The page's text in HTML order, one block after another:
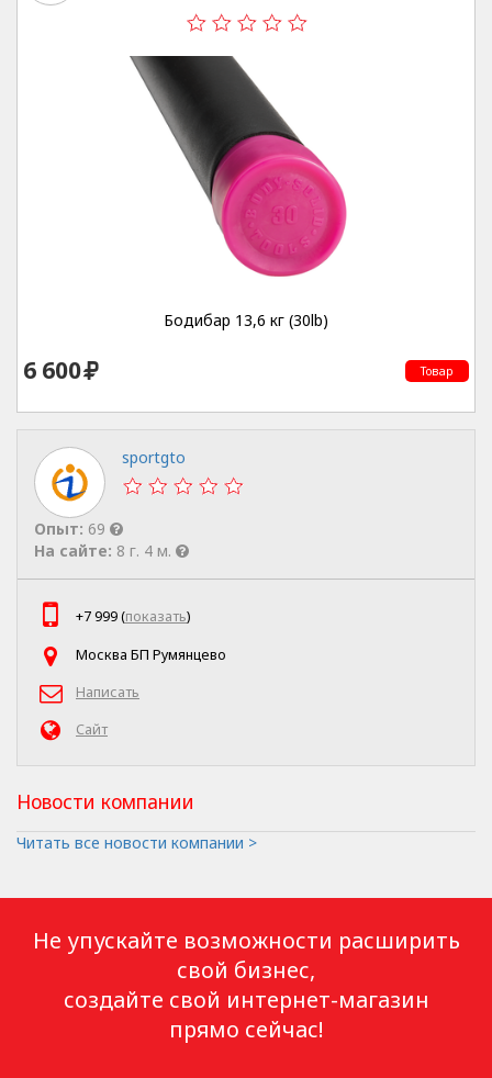
Бодибар 13,6 кг (30lb)
6 600 Товар
sportgto
Опыт: 69
На сайте: 8 г. 4 м.
+7 999 (показать)
Москва БП Румянцево
Написать
Сайт
Новости компании
Читать все новости компании >
Не упускайте возможности расширить
свой бизнес,
создайте свой интернет-магазин
прямо сейчас!